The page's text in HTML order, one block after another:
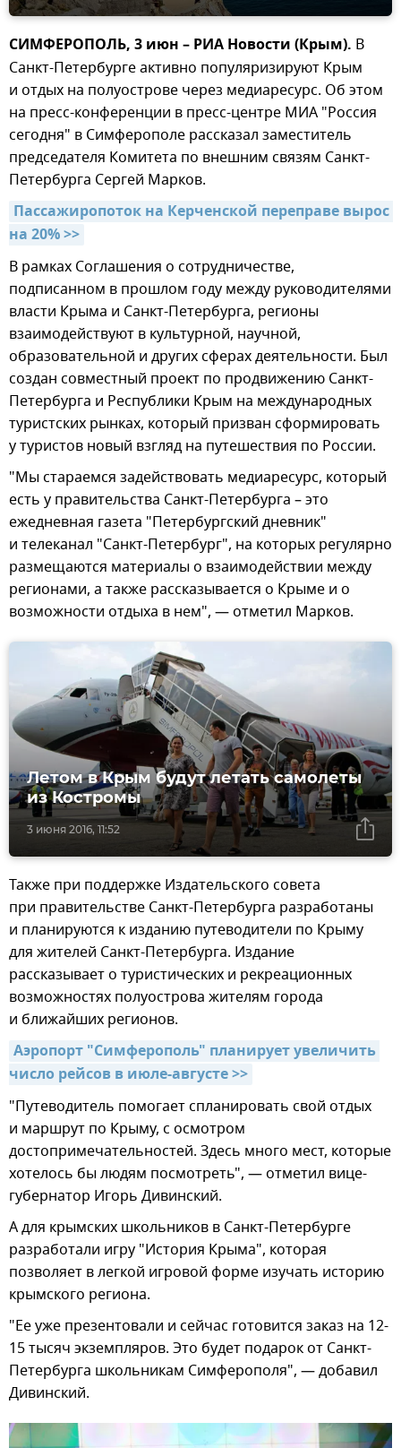
СИМФЕРОПОЛЬ, 3 июн – РИА Новости (Крым). В
Санкт-Петербурге активно популяризируют Крым
и отдых на полуострове через медиаресурс. Об этом
на пресс-конференции в пресс-центре МИА "Россия
сегодня" в Симферополе рассказал заместитель
председателя Комитета по внешним связям Санкт-
Петербурга Сергей Марков.
Пассажиропоток на Керченской переправе вырос
на 20% >>
В рамках Соглашения о сотрудничестве,
подписанном в прошлом году между руководителями
власти Крыма и Санкт-Петербурга, регионы
взаимодействуют в культурной, научной,
образовательной и других сферах деятельности. Был
создан совместный проект по продвижению Санкт-
Петербурга и Республики Крым на международных
туристских рынках, который призван сформировать
у туристов новый взгляд на путешествия по России.
"Мы стараемся задействовать медиаресурс, который
есть у правительства Санкт-Петербурга – это
ежедневная газета "Петербургский дневник"
и телеканал "Санкт-Петербург", на которых регулярно
размещаются материалы о взаимодействии между
регионами, а также рассказывается о Крыме и о
возможности отдыха в нем", — отметил Марков.
3 июня 2016, 11:52
Летом в Крым будут летать самолеты
из Костромы
Также при поддержке Издательского совета
при правительстве Санкт-Петербурга разработаны
и планируются к изданию путеводители по Крыму
для жителей Санкт-Петербурга. Издание
рассказывает о туристических и рекреационных
возможностях полуострова жителям города
и ближайших регионов.
Аэропорт "Симферополь" планирует увеличить
число рейсов в июле-августе >>
"Путеводитель помогает спланировать свой отдых
и маршрут по Крыму, с осмотром
достопримечательностей. Здесь много мест, которые
хотелось бы людям посмотреть", — отметил вице-
губернатор Игорь Дивинский.
А для крымских школьников в Санкт-Петербурге
разработали игру "История Крыма", которая
позволяет в легкой игровой форме изучать историю
крымского региона.
"Ее уже презентовали и сейчас готовится заказ на 12-
15 тысяч экземпляров. Это будет подарок от Санкт-
Петербурга школьникам Симферополя", — добавил
Дивинский.